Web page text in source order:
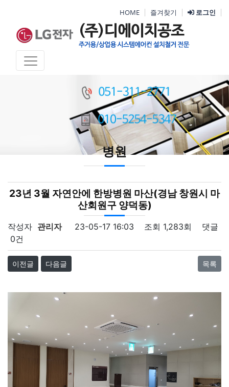
HOME 즐겨찾기 로그인
병원
23년 3월 자연안에 한방병원 마산(경남 창원시 마
산회원구 양덕동)
작성자 관리자 23-05-17 16:03 조회 1,283회
댓글
0건
이전글 다음글 목록